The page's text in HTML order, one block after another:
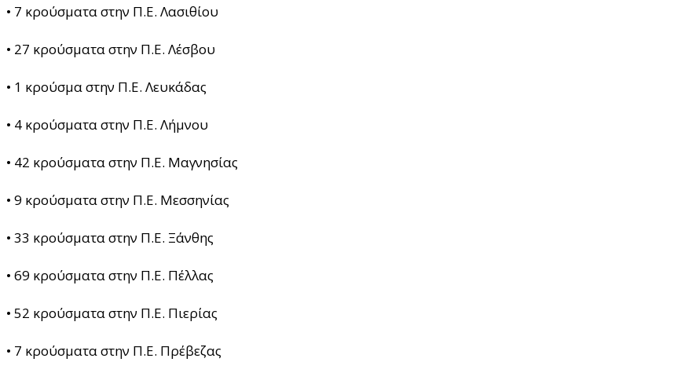
• 7 κρούσματα στην Π.Ε. Λασιθίου
• 27 κρούσματα στην Π.Ε. Λέσβου
• 1 κρούσμα στην Π.Ε. Λευκάδας
• 4 κρούσματα στην Π.Ε. Λήμνου
• 42 κρούσματα στην Π.Ε. Μαγνησίας
• 9 κρούσματα στην Π.Ε. Μεσσηνίας
• 33 κρούσματα στην Π.Ε. Ξάνθης
• 69 κρούσματα στην Π.Ε. Πέλλας
• 52 κρούσματα στην Π.Ε. Πιερίας
• 7 κρούσματα στην Π.Ε. Πρέβεζας